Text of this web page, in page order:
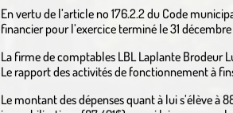
En vertu de l’article no 176.2.2 du Code
financier pour l’exercice terminé le 31
La firme de comptables LBL Laplante Brodeur
Le rapport des activités de fonctionnement à
Le montant des dépenses quant à lui s’élève